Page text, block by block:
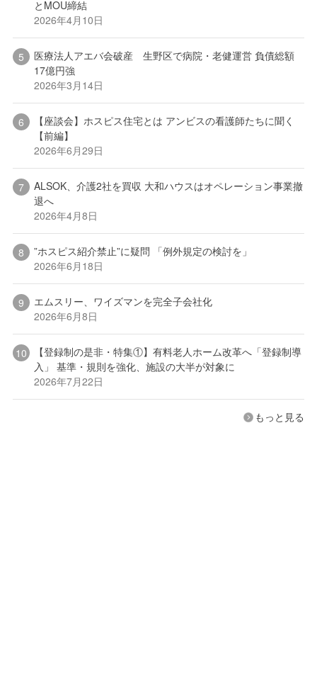
とMOU締結
2026年4月10日
医療法人アエバ会破産 生野区で病院・老健運営 負債総額
17億円強
2026年3月14日
【座談会】ホスピス住宅とは アンビスの看護師たちに聞く
【前編】
2026年6月29日
ALSOK、介護2社を買収 大和ハウスはオペレーション事業撤
退へ
2026年4月8日
”ホスピス紹介禁止”に疑問 「例外規定の検討を」
2026年6月18日
エムスリー、ワイズマンを完全子会社化
2026年6月8日
【登録制の是非・特集①】有料老人ホーム改革へ「登録制導
入」 基準・規則を強化、施設の大半が対象に
2026年7月22日
もっと見る